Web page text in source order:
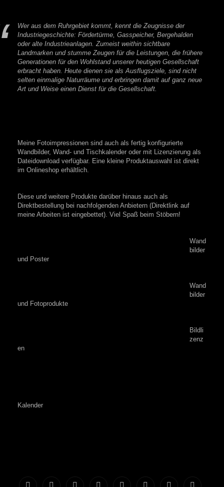
Wer aus dem Ruhrgebiet kommt, kennt die Zeugnisse der
Industriegeschichte: Fördertürme, Gasspeicher, Bergehalden
oder alte Industrieanlagen. Zumeist weithin sichtbare
Landmarken und stumme Zeugen für die Leistungen, die frühere
Generationen für den Wohlstand unserer heutigen Gesellschaft
erbracht haben. Heute dienen sie als Ausflugsziele, sind nicht
selten einmalige Naturräume und erbringen damit auf ganz neue
Art und Weise einen Dienst für die Gesellschaft.
Meine Fotoimpressionen sind auch als fertig konfigurierte
Wandbilder, Wand- und Tischkalender oder mit Lizenzierung als
Dateidownload verfügbar. Eine kleine Produktauswahl ist direkt
im Onlineshop erhältlich.
Diese und weitere Produkte darüber hinaus auch als
Direktbestellung bei nachfolgenden Anbietern (Direktlink auf
meine Arbeiten ist eingebettet). Viel Spaß beim Stöbern!
Wand
bilder
und Poster
Wand
bilder
und Fotoprodukte
Bildli
zenz
en
Kalender